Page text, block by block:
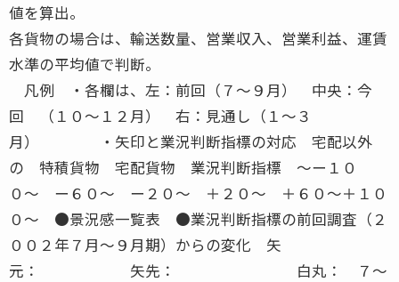
値を算出。
各貨物の場合は、輸送数量、営業収入、営業利益、運賃
水準の平均値で判断。
凡例 ・各欄は、左：前回（７〜９月） 中央：今
回 （１０〜１２月） 右：見通し（１〜３
月） ・矢印と業況判断指標の対応 宅配以外
の 特積貨物 宅配貨物 業況判断指標 〜ー１０
０〜 ー６０〜 ー２０〜 ＋２０〜 ＋６０〜＋１０
０〜 ●景況感一覧表 ●業況判断指標の前回調査（２
００２年７月〜９月期）からの変化 矢
元： 矢先： 白丸： ７〜